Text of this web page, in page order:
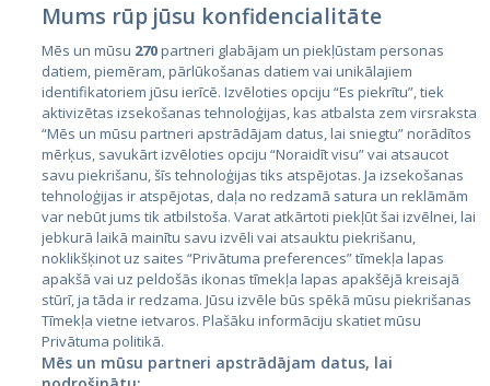
Valstis
Igaunija
Latvija
Lietuva
Mums rūp jūsu konfidencialitāte
Mēs un mūsu 270partneri glabājam un piekļūstam personas
datiem, piemēram, pārlūkošanas datiem vai unikālajiem
identifikatoriem jūsu ierīcē. Izvēloties opciju “Es piekrītu”, tiek
aktivizētas izsekošanas tehnoloģijas, kas atbalsta zem virsraksta
“Mēs un mūsu partneri apstrādājam datus, lai sniegtu” norādītos
mērķus, savukārt izvēloties opciju “Noraidīt visu” vai atsaucot
savu piekrišanu, šīs tehnoloģijas tiks atspējotas. Ja izsekošanas
tehnoloģijas ir atspējotas, daļa no redzamā satura un reklāmām
var nebūt jums tik atbilstoša. Varat atkārtoti piekļūt šai izvēlnei, lai
jebkurā laikā mainītu savu izvēli vai atsauktu piekrišanu,
noklikšķinot uz saites “Privātuma preferences” tīmekļa lapas
apakšā vai uz peldošās ikonas tīmekļa lapas apakšējā kreisajā
stūrī, ja tāda ir redzama. Jūsu izvēle būs spēkā mūsu piekrišanas
Tīmekļa vietne ietvaros. Plašāku informāciju skatiet mūsu
Privātuma politikā.
Mēs un mūsu partneri apstrādājam datus, lai